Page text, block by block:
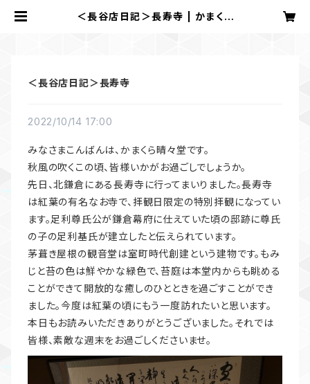
＜長谷店日記＞長寿寺 | かまくら
＜長谷店日記＞長寿寺
2022/10/14 17:00
みなさまこんばんは、かまくら晴々堂です。
秋風の吹くこの頃、皆様いかがお過ごしでしょうか。
先日、北鎌倉にある長寿寺に行ってまいりました。長寿寺
は紅葉の有名なお寺で、拝観日限定の特別拝観になってい
ます。足利尊氏公が鎌倉幕府に仕えていた頃の邸跡に尊氏
の子の足利基氏が建立したと伝えられています。
茅葺き屋根の観音堂は室町時代創建という建物です。もみ
じと苔の色は鮮やかな緑色で、苔庭は本堂内からも眺める
ことができて開放的な癒しのひとときを過ごすことができ
ました。今度は紅葉の頃にもう一度訪れたいと思います。
本日もお読みいただきありがとうございました。それでは
皆様、素敵な週末をお過ごしくださいませ。